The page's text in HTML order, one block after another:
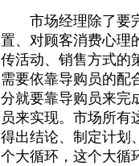
市场经理除了要完
置、对顾客消费心理
传活动、销售方式的
需要依靠导购员的配
分就要靠导购员来完
员来实现。市场所有
得出结论、制定计划
个大循环，这个大循